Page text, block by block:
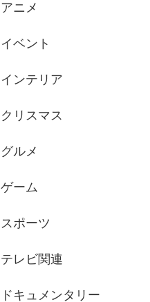
アニメ
イベント
インテリア
クリスマス
グルメ
ゲーム
スポーツ
テレビ関連
ドキュメンタリー